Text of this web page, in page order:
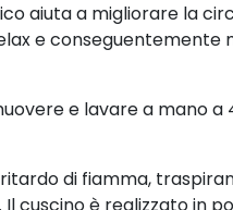
aiuta a migliorare la
e conseguentemente
e lavare a mano a
di fiamma,